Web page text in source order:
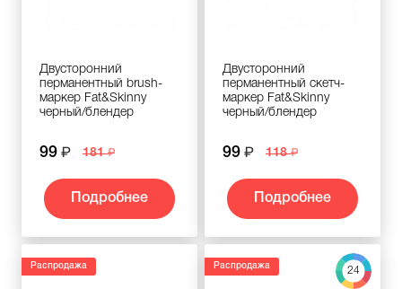
Двусторонний
перманентный brush-
маркер Fat&Skinny
черный/блендер
99 181
Подробнее
Двусторонний
перманентный скетч-
маркер Fat&Skinny
черный/блендер
99 118
Подробнее
Распродажа 24
Распродажа